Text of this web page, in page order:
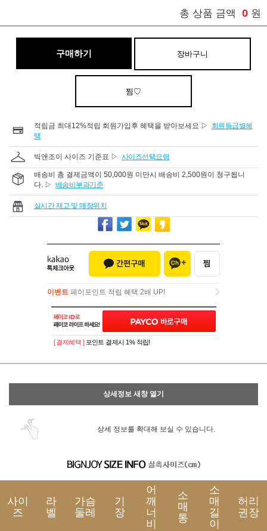
총 상품 금액 0 원
구매하기 장바구니
찜♡
적립금 최대12%적립 회원가입후 혜택을 받아보세요 ▷
회원등급별혜
택
빅앤조이 사이즈 기준표 ▷ 사이즈선택요령
배송비 총 결제금액이 50,000원 미만시 배송비 2,500원이 청구됩니
다. ▷ 배송비부과기준
실시간 재고 및 매장위치
이벤트 페이포인트 적립 혜택 2배 UP!
이벤트페이포인트 적립 혜택 2배 UP!
[ 결제혜택 ] 포인트 결제시 1% 적립!
상세정보 새창 열기
상세 정보를 확대해 보실 수 있습니다.
사이
즈
라
벨
가슴
둘레
기
장
어
깨
너
비
소
매
통
소
매
길
이
허리
권장